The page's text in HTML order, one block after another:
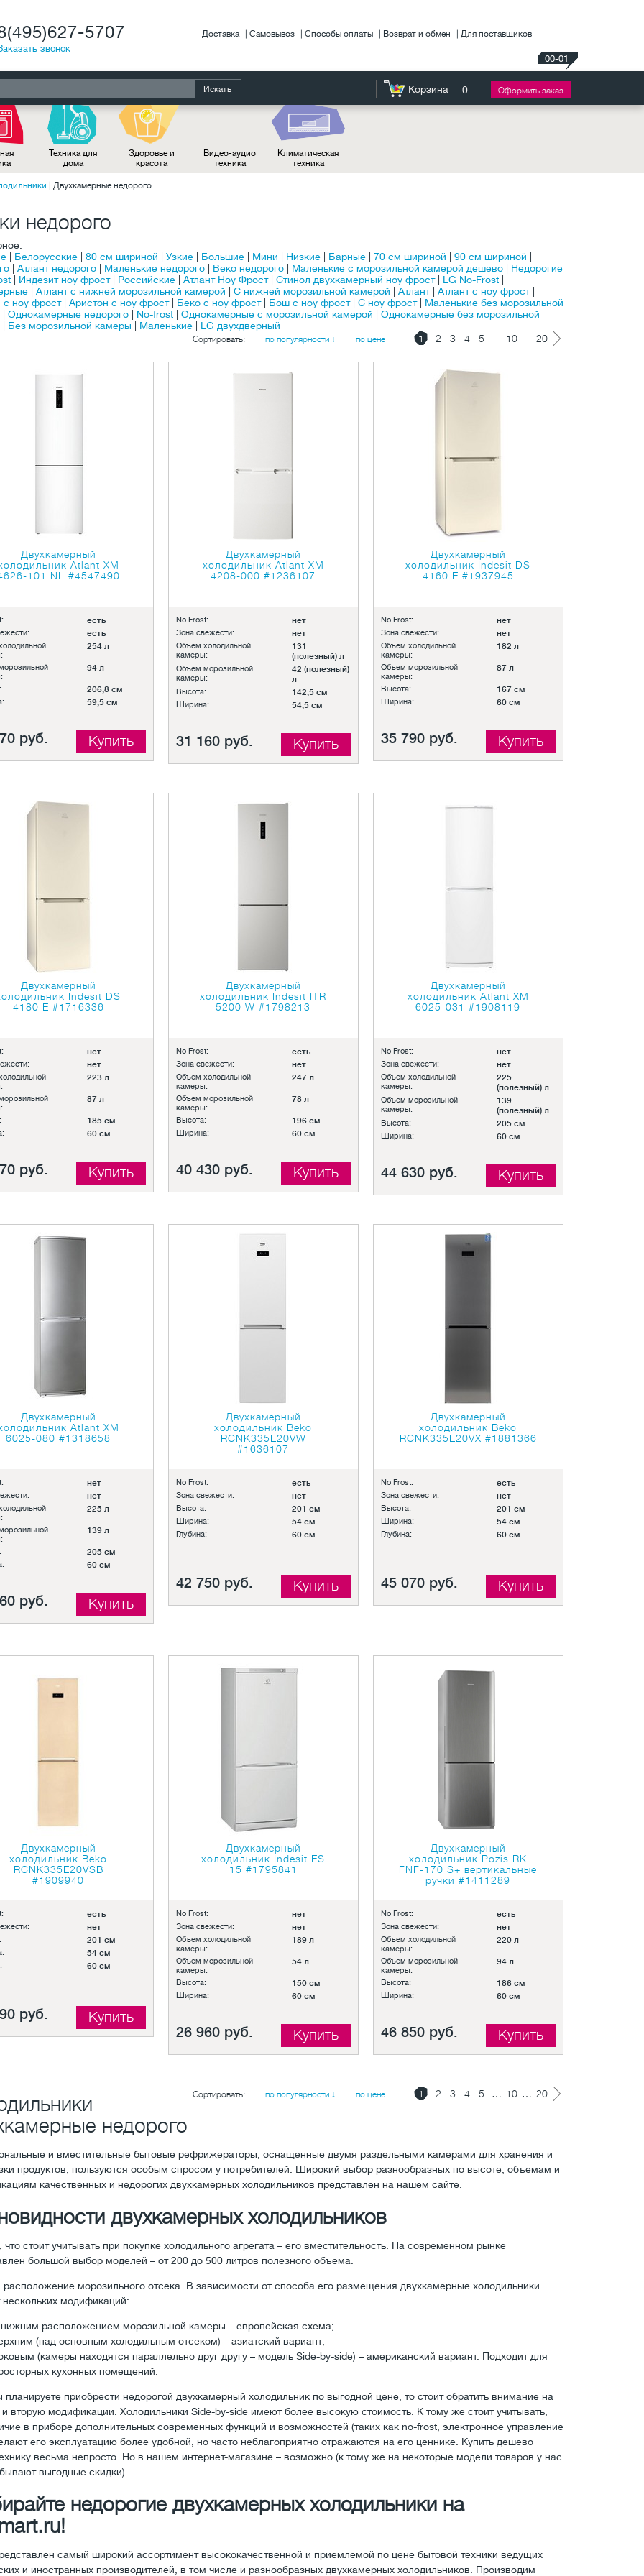
5707
звонок
Доставка Самовывоз Способы оплаты Возврат и обмен Для поставщиков
00-01
Искать Корзина 0 Оформить заказ
Техника для
дома
Здоровье и
красота
Видео-аудио
техника
Климатическая
техника
Двухкамерные недорого
недорого
Белорусские 80 см шириной Узкие Большие Мини Низкие Барные 70 см шириной 90 см шириной
Атлант недорого Маленькие недорого Веко недорого Маленькие с морозильной камерой дешево
Недорогие
Индезит ноу фрост| Российские Атлант Ноу Фрост| Стинол двухкамерный ноу фрост| LG No-Frost
Атлант с нижней морозильной камерой С нижней морозильной камерой Атлант| Атлант с ноу фрост|
ноу фрост| Аристон c ноу фрост| Беко c ноу фрост| Бош с ноу фрост| С ноу фрост| Маленькие без морозильной
Однокамерные недорого No-frost Однокамерные c морозильной камерой
Однокамерные без морозильной
Без морозильной камеры Маленькие
LG двухдверный
1
2 3 4 5 10 20
Сортировать: по популярности ↓ по цене
Двухкамерный
Atlant ХМ
101 NL #4547490
есть
есть
254 л
94 л
206,8 см
59,5 см
руб. Купить
Двухкамерный
холодильник Atlant XM
4208-000#1236107
No Frost: нет
Зона свежести: нет
Объем холодильной
камеры:
131
(полезный) л
Объем морозильной
камеры:
42 (полезный)
л
Высота: 142,5 см
Ширина: 54,5 см
31 160 руб. Купить
Двухкамерный
холодильник Indesit DS
4160 E #1937945
No Frost: нет
Зона свежести: нет
Объем холодильной
камеры:
182 л
Объем морозильной
камеры:
87 л
Высота: 167 см
Ширина: 60 см
35 790 руб. Купить
Двухкамерный
Indesit DS
4180 E #1716336
нет
нет
223 л
87 л
185 см
60 см
руб. Купить
Двухкамерный
холодильник Indesit ITR
5200 W#1798213
No Frost: есть
Зона свежести: нет
Объем холодильной
камеры:
247 л
Объем морозильной
камеры:
78 л
Высота: 196 см
Ширина: 60 см
40 430 руб. Купить
Двухкамерный
холодильник Atlant XM
6025-031#1908119
No Frost: нет
Зона свежести: нет
Объем холодильной
камеры:
225
(полезный) л
Объем морозильной
камеры:
139
(полезный) л
Высота: 205 см
Ширина: 60 см
44 630 руб. Купить
Двухкамерный
Atlant ХМ
6025-080#1318658
нет
нет
225 л
139 л
205 см
60 см
руб. Купить
Двухкамерный
холодильник Beko
RCNK335E20VW
#1636107
No Frost: есть
Зона свежести: нет
Высота: 201 см
Ширина: 54 см
Глубина: 60 см
42 750 руб. Купить
Двухкамерный
холодильник Beko
RCNK335E20VX #1881366
No Frost: есть
Зона свежести: нет
Высота: 201 см
Ширина: 54 см
Глубина: 60 см
45 070 руб. Купить
Двухкамерный
холодильник Beko
RCNK335E20VSB
#1909940
есть
нет
201 см
54 см
60 см
руб. Купить
Двухкамерный
холодильник Indesit ES
15 #1795841
No Frost: нет
Зона свежести: нет
Объем холодильной
камеры:
189 л
Объем морозильной
камеры:
54 л
Высота: 150 см
Ширина: 60 см
26 960 руб. Купить
Двухкамерный
холодильник Pozis RK
FNF-170 S+ вертикальные
ручки#1411289
No Frost: есть
Зона свежести: нет
Объем холодильной
камеры:
220 л
Объем морозильной
камеры:
94 л
Высота: 186 см
Ширина: 60 см
46 850 руб. Купить
1 2 3 4 5 10 20
Сортировать: по популярности ↓ по цене
недорого
и вместительные бытовые рефрижераторы, оснащенные двумя раздельными камерами для хранения и
продуктов, пользуются особым спросом у потребителей. Широкий выбор разнообразных по высоте, объемам и
качественных и недорогих двухкамерных холодильников представлен на нашем сайте.
двухкамерных холодильников
что стоит учитывать при покупке холодильного агрегата – его вместительность. На современном рынке
большой выбор моделей – от 200 до 500 литров полезного объема.
расположение морозильного отсека. В зависимости от способа его размещения двухкамерные холодильники
модификаций:
расположением морозильной камеры – европейская схема;
(над основным холодильным отсеком) – азиатский вариант;
(камеры находятся параллельно друг другу – модель Side-by-side) – американский вариант. Подходит для
кухонных помещений.
планируете приобрести недорогой двухкамерный холодильник по выгодной цене, то стоит обратить внимание на
вторую модификации. Холодильники Side-by-side имеют более высокую стоимость. К тому же стоит учитывать,
в приборе дополнительных современных функций и возможностей (таких как no-frost, электронное управление
его эксплуатацию более удобной, но часто неблагоприятно отражаются на его ценнике. Купить дешево
весьма непросто. Но в нашем интернет-магазине – возможно (к тому же на некоторые модели товаров у нас
выгодные скидки).
недорогие двухкамерных холодильники на
самый широкий ассортимент высококачественной и приемлемой по цене бытовой техники ведущих
и иностранных производителей, в том числе и разнообразных двухкамерных холодильников. Производим